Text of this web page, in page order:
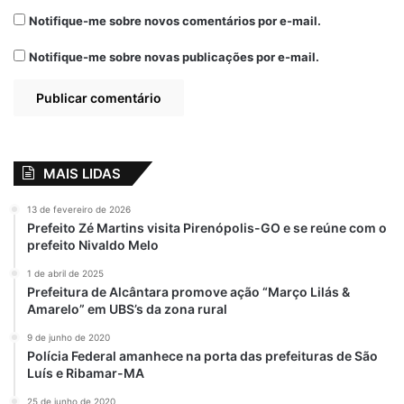
reconhecimento.
Outro ponto alto da emissora é sua atuação
no esporte. Durante anos, foi a única rádio
competições em nível local, nacional e
internacional. A força da Educadora está em
sua capacidade de dialogar com todas as
camadas sociais — do campo à cidade, dos
altares às arquibancadas.
Mas o maior patrimônio da Rádio Educadora
é, sem dúvida, sua relação direta com a
comunidade. Nascida para ser ponte entre
a informação e o interior maranhense, a
emissora tornou-se símbolo de resistência,
Notifique-me sobre novos comentários por e-mail.
Notifique-me sobre novas publicações por e-mail.
MAIS LIDAS
13 de fevereiro de 2026
Prefeito Zé Martins visita Pirenópolis-GO e se reúne com o
prefeito Nivaldo Melo
1 de abril de 2025
Prefeitura de Alcântara promove ação “Março Lilás &
Amarelo” em UBS’s da zona rural
9 de junho de 2020
Polícia Federal amanhece na porta das prefeituras de São
Luís e Ribamar-MA
25 de junho de 2020